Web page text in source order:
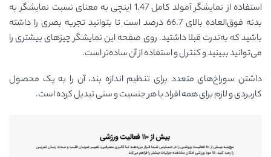
استفاده از نمایشگر آمولد کامل 1.47 اینچی به معنای نسبت نمایشگر به
بدنه فوق‌العاده بالای 66.7 درصد است تا بتوانید تجربه بصری را داشته
باشید که به‌ندرت قبلا داشتید. روی صفحه این نمایشگر چیزهای بیشتری را
می‌توانید ببینید و کنترل و استفاده از آن ساده‌تر است.
داشتن سوراخ‌های متعدد برای تنظیم اندازه بند، آن را به یک محصول
کاربردی و لازم برای همه افراد با هر جنسیت و سنی تبدیل کرده است.